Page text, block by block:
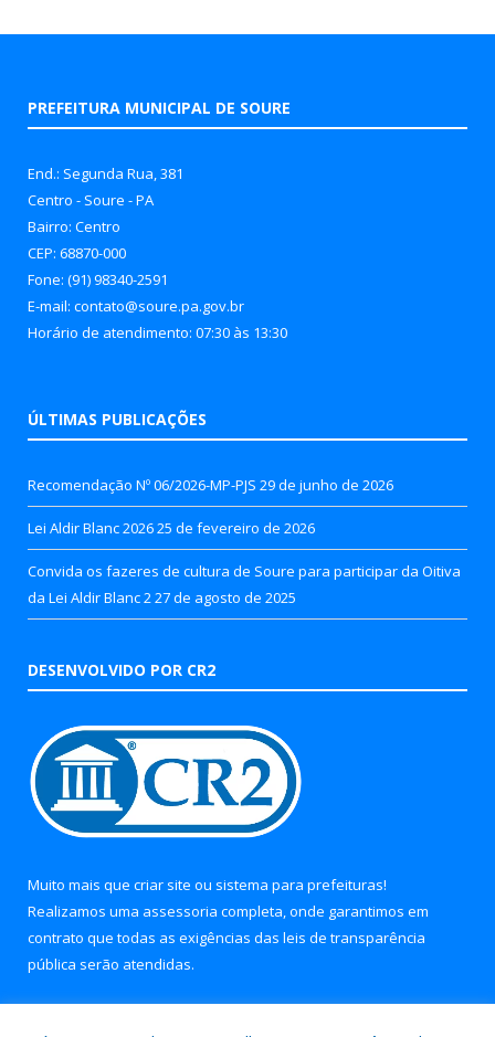
PREFEITURA MUNICIPAL DE SOURE
End.: Segunda Rua, 381
Centro - Soure - PA
Bairro: Centro
CEP: 68870-000
Fone: (91) 98340-2591
E-mail: contato@soure.pa.gov.br
Horário de atendimento: 07:30 às 13:30
ÚLTIMAS PUBLICAÇÕES
Recomendação Nº 06/2026-MP-PJS 29 de junho de 2026
Lei Aldir Blanc 202625 de fevereiro de 2026
Convida os fazeres de cultura de Soure para participar da Oitiva
da Lei Aldir Blanc 2 27 de agosto de 2025
DESENVOLVIDO POR CR2
Muito mais que criar site ou sistema para prefeituras!
Realizamos uma assessoria completa, onde garantimos em
contrato que todas as exigências das leis de transparência
pública serão atendidas.